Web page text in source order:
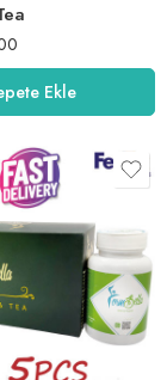
Ekle